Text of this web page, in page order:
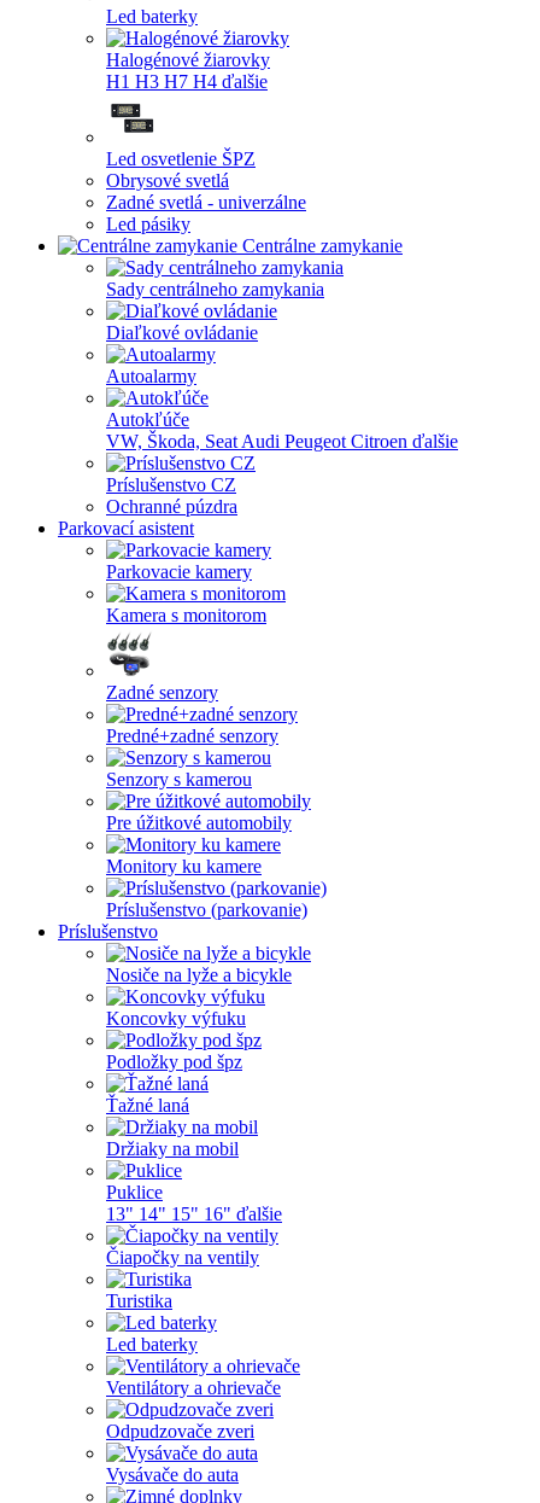
Led baterky
Halogénové žiarovky
H1 H3 H7 H4 ďalšie
Led osvetlenie ŠPZ
Obrysové svetlá
Zadné svetlá - univerzálne
Led pásiky
Centrálne zamykanie
Sady centrálneho zamykania
Diaľkové ovládanie
Autoalarmy
Autokľúče
VW, Škoda, Seat Audi Peugeot Citroen ďalšie
Príslušenstvo CZ
Ochranné púzdra
Parkovací asistent
Parkovacie kamery
Kamera s monitorom
Zadné senzory
Predné+zadné senzory
Senzory s kamerou
Pre úžitkové automobily
Monitory ku kamere
Príslušenstvo (parkovanie)
Príslušenstvo
Nosiče na lyže a bicykle
Koncovky výfuku
Podložky pod špz
Ťažné laná
Držiaky na mobil
Puklice
13" 14" 15" 16" ďalšie
Čiapočky na ventily
Turistika
Led baterky
Ventilátory a ohrievače
Odpudzovače zveri
Vysávače do auta